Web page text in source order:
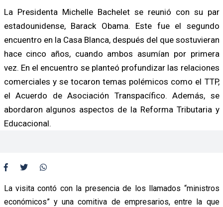
La Presidenta Michelle Bachelet se reunió con su par
estadounidense, Barack Obama. Este fue el segundo
encuentro en la Casa Blanca, después del que sostuvieran
hace cinco años, cuando ambos asumían por primera
vez. En el encuentro se planteó profundizar las relaciones
comerciales y se tocaron temas polémicos como el TTP,
el Acuerdo de Asociación Transpacífico. Además, se
abordaron algunos aspectos de la Reforma Tributaria y
Educacional.
La visita contó con la presencia de los llamados “ministros
económicos” y una comitiva de empresarios, entre la que